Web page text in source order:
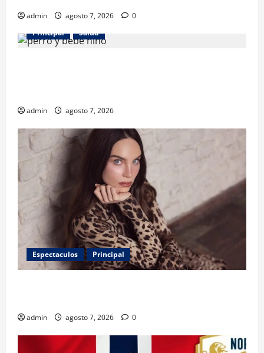
admin agosto 7, 2026
0
Principal
Salud
admin agosto 7, 2026
Espectaculos Principal
admin agosto 7, 2026 0